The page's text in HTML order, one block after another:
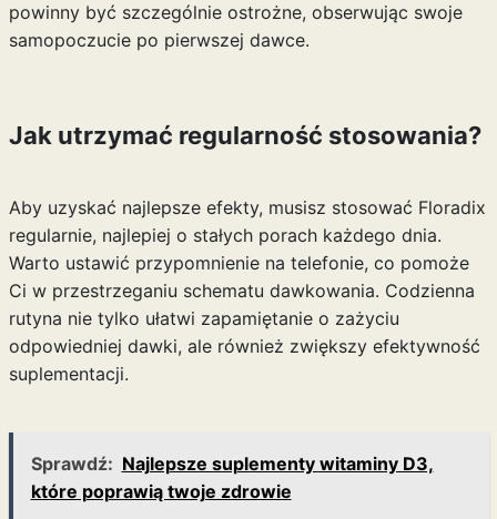
powinny być szczególnie ostrożne, obserwując swoje
samopoczucie po pierwszej dawce.
Jak utrzymać regularność stosowania?
Aby uzyskać najlepsze efekty, musisz stosować Floradix
regularnie, najlepiej o stałych porach każdego dnia.
Warto ustawić przypomnienie na telefonie, co pomoże
Ci w przestrzeganiu schematu dawkowania. Codzienna
rutyna nie tylko ułatwi zapamiętanie o zażyciu
odpowiedniej dawki, ale również zwiększy efektywność
suplementacji.
Sprawdź: Najlepsze suplementy witaminy D3,
które poprawią twoje zdrowie